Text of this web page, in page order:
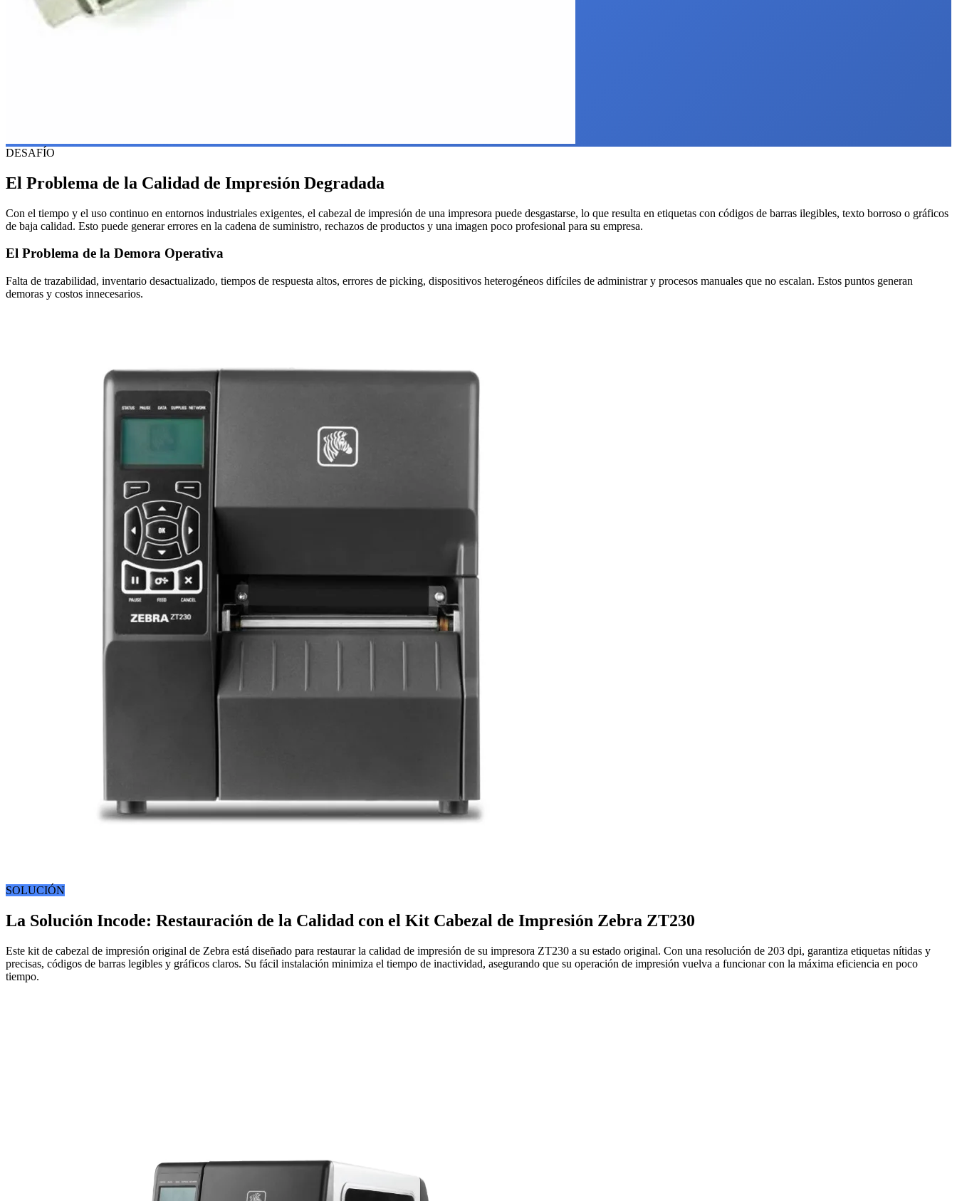
DESAFÍO
El Problema de la Calidad de Impresión Degradada
Con el tiempo y el uso continuo en entornos industriales exigentes, el cabezal de impresión de una impresora puede desgastarse, lo que resulta en etiquetas con códigos de barras ilegibles, texto borroso o gráficos
de baja calidad. Esto puede generar errores en la cadena de suministro, rechazos de productos y una imagen poco profesional para su empresa.
El Problema de la Demora Operativa
Falta de trazabilidad, inventario desactualizado, tiempos de respuesta altos, errores de picking, dispositivos heterogéneos difíciles de administrar y procesos manuales que no escalan. Estos puntos generan
demoras y costos innecesarios.
SOLUCIÓN
La Solución Incode: Restauración de la Calidad con el Kit Cabezal de Impresión Zebra ZT230
Este kit de cabezal de impresión original de Zebra está diseñado para restaurar la calidad de impresión de su impresora ZT230 a su estado original. Con una resolución de 203 dpi, garantiza etiquetas nítidas y
precisas, códigos de barras legibles y gráficos claros. Su fácil instalación minimiza el tiempo de inactividad, asegurando que su operación de impresión vuelva a funcionar con la máxima eficiencia en poco
tiempo.